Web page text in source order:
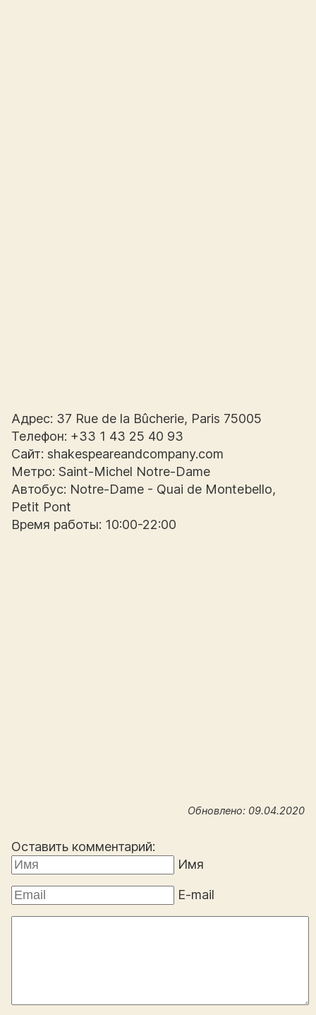
Адрес: 37 Rue de la Bûcherie, Paris 75005
Телефон: +33 1 43 25 40 93
Сайт: shakespeareandcompany.com
Метро: Saint-Michel Notre-Dame
Автобус: Notre-Dame - Quai de Montebello,
Petit Pont
Время работы: 10:00-22:00
Обновлено: 09.04.2020
Оставить комментарий:
Имя
E-mail